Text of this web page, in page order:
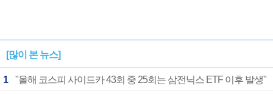
[많이 본 뉴스]
1 "올해 코스피 사이드카 43회 중 25회는 삼전닉스 ETF 이후 발생"